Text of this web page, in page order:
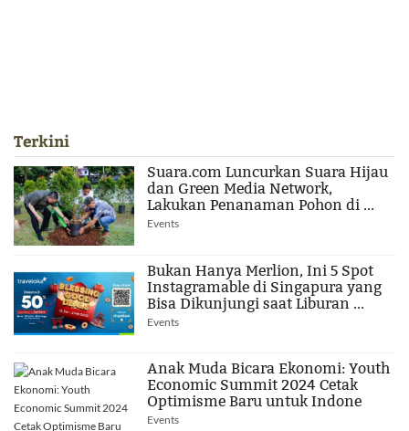
Terkini
Suara.com Luncurkan Suara Hijau
dan Green Media Network,
Lakukan Penanaman Pohon di ...
Events
Bukan Hanya Merlion, Ini 5 Spot
Instagramable di Singapura yang
Bisa Dikunjungi saat Liburan ...
Events
Anak Muda Bicara Ekonomi: Youth
Economic Summit 2024 Cetak
Optimisme Baru untuk Indone
Events